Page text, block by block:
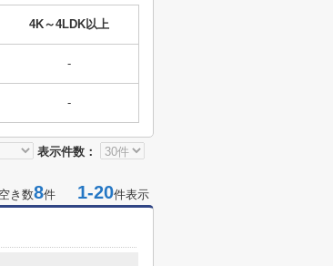
4K～4LDK以上
-
-
表示件数：
き数8件 1-20件表示